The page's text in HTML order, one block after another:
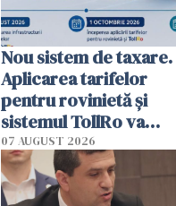
Nou sistem de taxare.
Aplicarea tarifelor
pentru rovinietă şi
sistemul TollRo va
începe la 1 octombrie
07 AUGUST 2026